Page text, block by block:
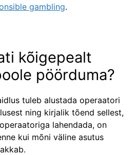
gambling.
kõigepealt
pöörduma?
tuleb alustada operaatori
ning kirjalik tõend sellest,
lahendada, on
kui mõni väline asutus